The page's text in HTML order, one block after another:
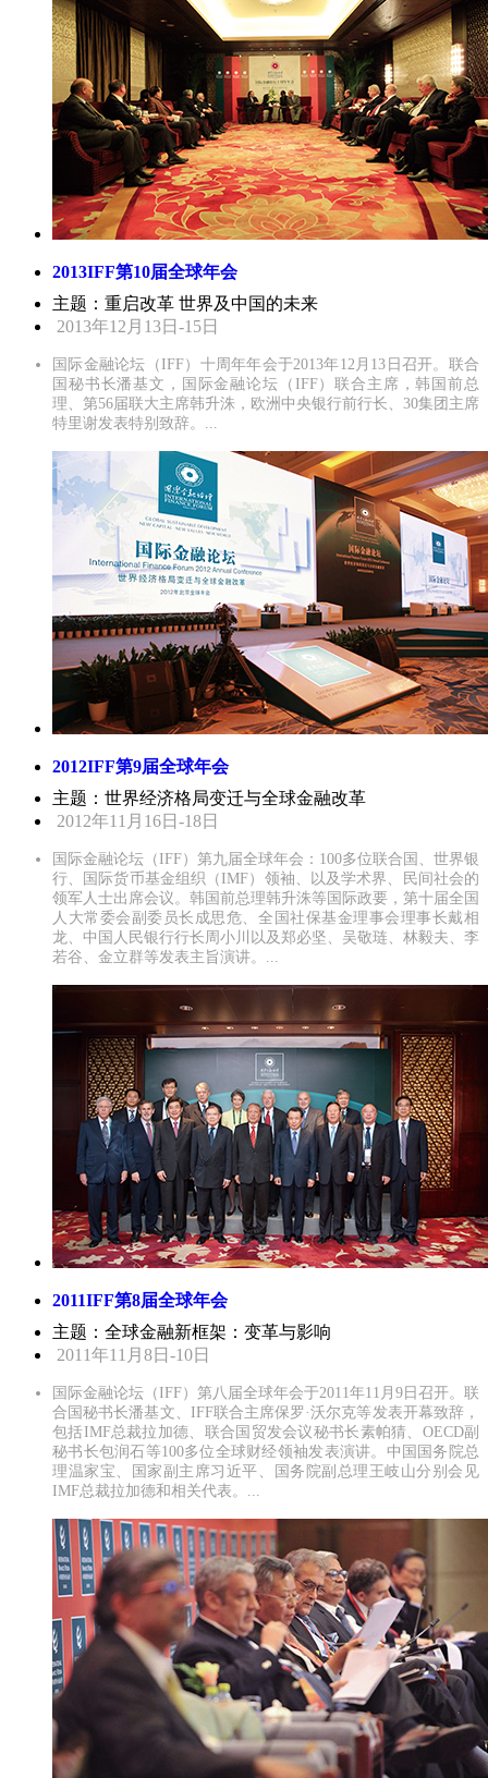
2013IFF第10届全球年会
主题：重启改革 世界及中国的未来
2013年12月13日-15日
国际金融论坛（IFF）十周年年会于2013年12月13日召开。联合
国秘书长潘基文，国际金融论坛（IFF）联合主席，韩国前总
理、第56届联大主席韩升洙，欧洲中央银行前行长、30集团主席
特里谢发表特别致辞。...
2012IFF第9届全球年会
主题：世界经济格局变迁与全球金融改革
2012年11月16日-18日
国际金融论坛（IFF）第九届全球年会：100多位联合国、世界银
行、国际货币基金组织（IMF）领袖、以及学术界、民间社会的
领军人士出席会议。韩国前总理韩升洙等国际政要，第十届全国
人大常委会副委员长成思危、全国社保基金理事会理事长戴相
龙、中国人民银行行长周小川以及郑必坚、吴敬琏、林毅夫、李
若谷、金立群等发表主旨演讲。...
2011IFF第8届全球年会
主题：全球金融新框架：变革与影响
2011年11月8日-10日
国际金融论坛（IFF）第八届全球年会于2011年11月9日召开。联
合国秘书长潘基文、IFF联合主席保罗·沃尔克等发表开幕致辞，
包括IMF总裁拉加德、联合国贸发会议秘书长素帕猜、OECD副
秘书长包润石等100多位全球财经领袖发表演讲。中国国务院总
理温家宝、国家副主席习近平、国务院副总理王岐山分别会见
IMF总裁拉加德和相关代表。...